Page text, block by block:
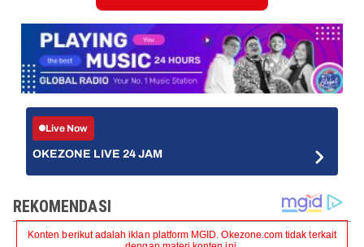
Live Now
OKEZONE LIVE 24 JAM